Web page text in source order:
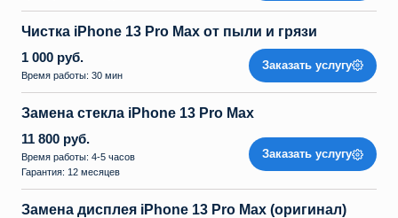
Чистка iPhone 13 Pro Max от пыли и грязи
1 000 руб.
Время работы: 30 мин
Заказать услугу
Замена стекла iPhone 13 Pro Max
11 800 руб.
Время работы: 4-5 часов
Гарантия: 12 месяцев
Заказать услугу
Замена дисплея iPhone 13 Pro Max (оригинал)